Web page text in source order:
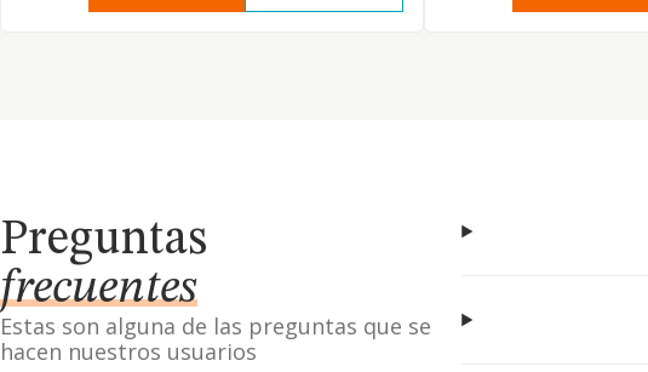
Preguntas
frecuentes
Estas son alguna de las preguntas que se
hacen nuestros usuarios